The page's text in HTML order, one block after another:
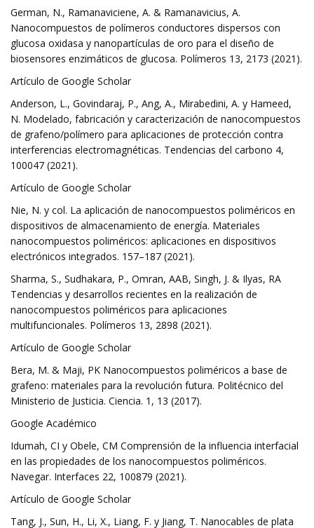
German, N., Ramanaviciene, A. & Ramanavicius, A.
Nanocompuestos de polímeros conductores dispersos con
glucosa oxidasa y nanopartículas de oro para el diseño de
biosensores enzimáticos de glucosa. Polímeros 13, 2173 (2021).
Artículo de Google Scholar
Anderson, L., Govindaraj, P., Ang, A., Mirabedini, A. y Hameed,
N. Modelado, fabricación y caracterización de nanocompuestos
de grafeno/polímero para aplicaciones de protección contra
interferencias electromagnéticas. Tendencias del carbono 4,
100047 (2021).
Artículo de Google Scholar
Nie, N. y col. La aplicación de nanocompuestos poliméricos en
dispositivos de almacenamiento de energía. Materiales
nanocompuestos poliméricos: aplicaciones en dispositivos
electrónicos integrados. 157–187 (2021).
Sharma, S., Sudhakara, P., Omran, AAB, Singh, J. & Ilyas, RA
Tendencias y desarrollos recientes en la realización de
nanocompuestos poliméricos para aplicaciones
multifuncionales. Polímeros 13, 2898 (2021).
Artículo de Google Scholar
Bera, M. & Maji, PK Nanocompuestos poliméricos a base de
grafeno: materiales para la revolución futura. Politécnico del
Ministerio de Justicia. Ciencia. 1, 13 (2017).
Google Académico
Idumah, CI y Obele, CM Comprensión de la influencia interfacial
en las propiedades de los nanocompuestos poliméricos.
Navegar. Interfaces 22, 100879 (2021).
Artículo de Google Scholar
Tang, J., Sun, H., Li, X., Liang, F. y Jiang, T. Nanocables de plata